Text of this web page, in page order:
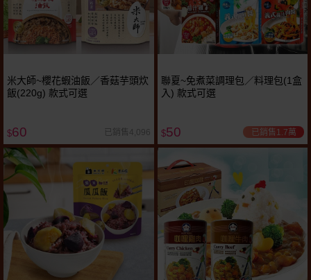
米大師~櫻花蝦油飯／香菇芋頭炊
飯(220g) 款式可選
$60 已銷售4,096
聯夏~免煮菜調理包／料理包(1盒
入) 款式可選
$50 已銷售1.7萬